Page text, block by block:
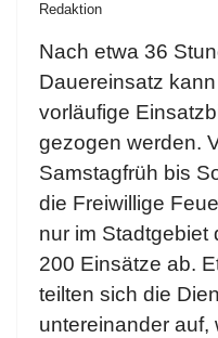
Redaktion
Nach etwa 36
Dauereinsatz
vorläufige
gezogen werden.
Samstagfrüh bis
die Freiwillige
nur im Stadtgebiet
200 Einsätze ab.
teilten sich die
untereinander auf,